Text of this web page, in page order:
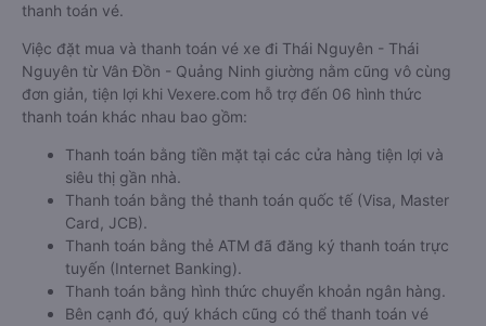
thanh toán vé.
Việc đặt mua và thanh toán vé xe đi Thái Nguyên - Thái
Nguyên từ Vân Đồn - Quảng Ninh giường nằm cũng vô cùng
đơn giản, tiện lợi khi Vexere.com hỗ trợ đến 06 hình thức
thanh toán khác nhau bao gồm:
Thanh toán bằng tiền mặt tại các cửa hàng tiện lợi và
siêu thị gần nhà.
Thanh toán bằng thẻ thanh toán quốc tế (Visa, Master
Card, JCB).
Thanh toán bằng thẻ ATM đã đăng ký thanh toán trực
tuyến (Internet Banking).
Thanh toán bằng hình thức chuyển khoản ngân hàng.
Bên cạnh đó, quý khách cũng có thể thanh toán vé